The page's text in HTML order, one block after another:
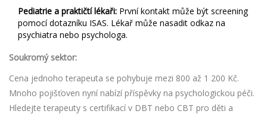
Pediatrie a praktičtí lékaři: První kontakt může být screening
pomocí dotazníku ISAS. Lékař může nasadit odkaz na
psychiatra nebo psychologa.
Soukromý sektor:
Cena jednoho terapeuta se pohybuje mezi 800 až 1 200 Kč.
Mnoho pojišťoven nyní nabízí příspěvky na psychologickou péči.
Hledejte terapeuty s certifikací v DBT nebo CBT pro děti a